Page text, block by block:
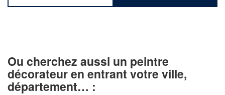
Ou cherchez aussi un peintre
décorateur en entrant votre ville,
département… :